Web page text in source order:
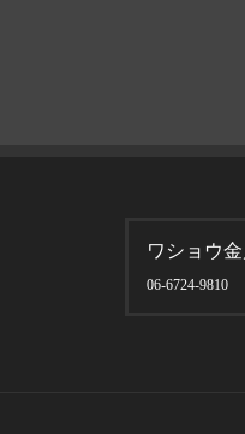
ワショウ
06-6724-9810